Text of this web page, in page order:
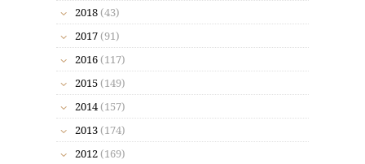
2018 (43)
2017 (91)
2016 (117)
2015 (149)
2014 (157)
2013 (174)
2012 (169)